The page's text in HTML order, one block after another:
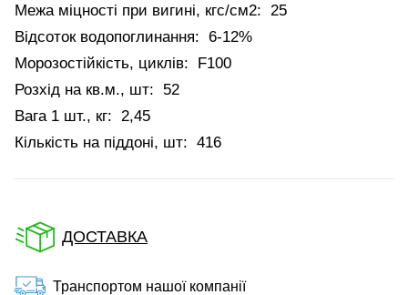
Межа міцності при вигині, кгс/см2: 25
Відсоток водопоглинання: 6-12%
Морозостійкість, циклів:
F100
Розхід на кв.м., шт:
52
Вага 1 шт., кг: 2,45
Кількість на піддоні, шт: 416
ДОСТАВКА
Транспортом нашої компанії